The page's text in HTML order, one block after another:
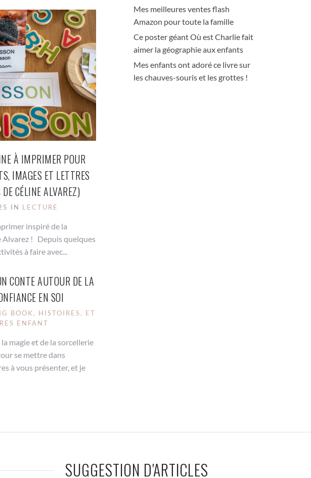
À IMPRIMER POUR
IMAGES ET LETTRES
CÉLINE ALVAREZ)
IN LECTURE
inspiré de la
Alvarez ! Depuis quelques
à faire avec...
CONTE AUTOUR DE LA
EN SOI
BOOK, HISTOIRES, ET
ENFANT
magie et de la sorcellerie
se mettre dans
à vous présenter, et je
Mes meilleures ventes flash
Amazon pour toute la famille
Ce poster géant Où est Charlie fait
aimer la géographie aux enfants
Mes enfants ont adoré ce livre sur
les chauves-souris et les grottes !
SUGGESTION D'ARTICLES